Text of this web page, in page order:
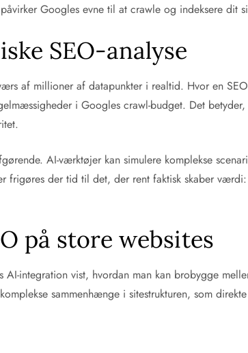
Googles evne til at crawle og indeksere dit
SEO-analyse
af millioner af datapunkter i realtid. Hvor en
i Googles crawl-budget. Det
AI-værktøjer kan simulere komplekse
frigøres der tid til det, der rent faktisk skaber
på store websites
integration vist, hvordan man kan brobygge
sammenhænge i sitestrukturen, som